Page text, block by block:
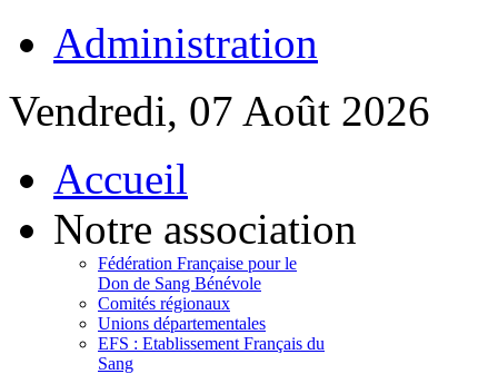
Administration
Vendredi, 07 Août 2026
Accueil
Notre association
Fédération Française pour le
Don de Sang Bénévole
Comités régionaux
Unions départementales
EFS : Etablissement Français du
Sang